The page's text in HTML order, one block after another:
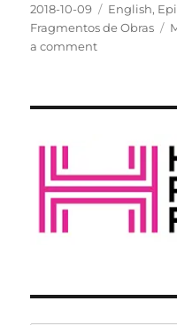
Posted
on
2018-10-09 Categories
English,
Fragmentos de Obras
a commenton